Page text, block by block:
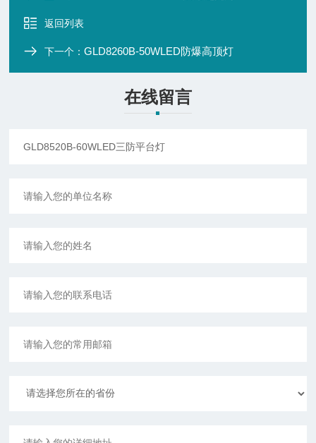
返回列表
下一个：GLD8260B-50WLED防爆高顶灯
在线留言